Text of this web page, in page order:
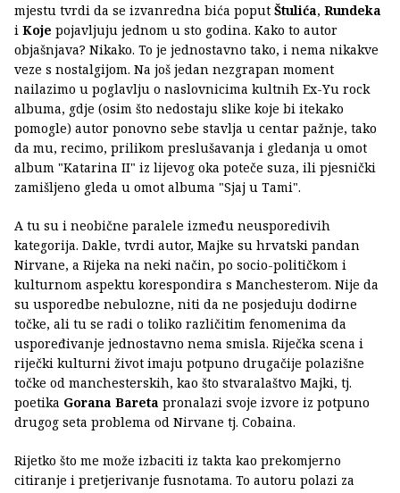
mjestu tvrdi da se izvanredna bića poput Štulića, Rundeka
i Koje pojavljuju jednom u sto godina. Kako to autor
objašnjava? Nikako. To je jednostavno tako, i nema nikakve
veze s nostalgijom. Na još jedan nezgrapan moment
nailazimo u poglavlju o naslovnicima kultnih Ex-Yu rock
albuma, gdje (osim što nedostaju slike koje bi itekako
pomogle) autor ponovno sebe stavlja u centar pažnje, tako
da mu, recimo, prilikom preslušavanja i gledanja u omot
album "Katarina II" iz lijevog oka poteče suza, ili pjesnički
zamišljeno gleda u omot albuma "Sjaj u Tami".
A tu su i neobične paralele između neusporedivih
kategorija. Dakle, tvrdi autor, Majke su hrvatski pandan
Nirvane, a Rijeka na neki način, po socio-političkom i
kulturnom aspektu korespondira s Manchesterom. Nije da
su usporedbe nebulozne, niti da ne posjeduju dodirne
točke, ali tu se radi o toliko različitim fenomenima da
uspoređivanje jednostavno nema smisla. Riječka scena i
riječki kulturni život imaju potpuno drugačije polazišne
točke od manchesterskih, kao što stvaralaštvo Majki, tj.
poetika Gorana Bareta pronalazi svoje izvore iz potpuno
drugog seta problema od Nirvane tj. Cobaina.
Rijetko što me može izbaciti iz takta kao prekomjerno
citiranje i pretjerivanje fusnotama. To autoru polazi za